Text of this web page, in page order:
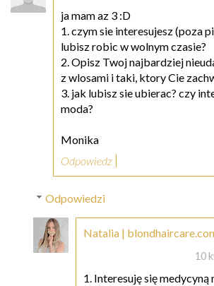
ja mam az 3 :D
1. czym sie interesujesz (poza
lubisz robic w wolnym czasie?
2. Opisz Twoj najbardziej
z wlosami i taki, ktory Cie
3. jak lubisz sie ubierac? czy
moda?
Monika
Odpowiedz
Odpowiedzi
Natalia |
10
1. Interesuję się medycyną